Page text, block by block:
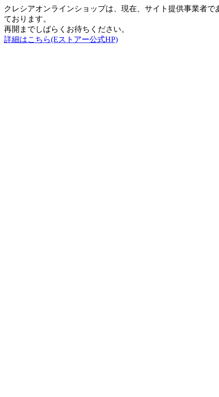
クレシアオンラインショップは、現在、サイト提供事業者
ております。
再開までしばらくお待ちください。
詳細はこちら(Eストアー公式HP)